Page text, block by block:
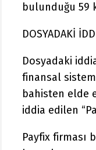
bulunduğu 59
DOSYADAKİ
Dosyadaki
finansal sistem
bahisten elde
iddia edilen
Payfix firması